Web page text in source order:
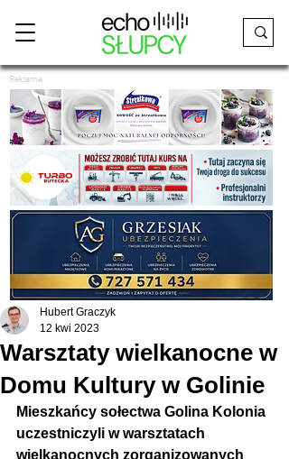
Reklama
Warsztaty wielkanocne w
Domu Kultury w Golinie
Hubert Graczyk
12 kwi 2023
Mieszkańcy sołectwa Golina Kolonia
uczestniczyli w warsztatach
wielkanocnych zorganizowanych